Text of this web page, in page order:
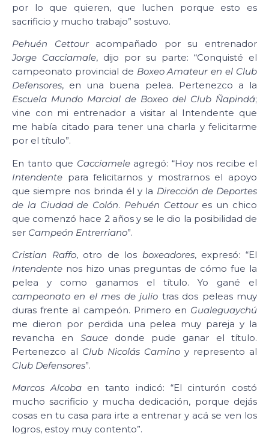
por lo que quieren, que luchen porque esto es
sacrificio y mucho trabajo” sostuvo.
Pehuén Cettouracompañado por su entrenador
Jorge Cacciamale, dijo por su parte: “Conquisté el
campeonato provincial de Boxeo Amateur en el Club
Defensores, en una buena pelea. Pertenezco a la
Escuela Mundo Marcial de Boxeo del Club Ñapindá;
vine con mi entrenador a visitar al Intendente que
me había citado para tener una charla y felicitarme
por el título”.
En tanto que Cacciameleagregó: “Hoy nos recibe el
Intendente para felicitarnos y mostrarnos el apoyo
que siempre nos brinda él y la Dirección de Deportes
de la Ciudad de Colón. Pehuén Cettour es un chico
que comenzó hace 2 años y se le dio la posibilidad de
ser Campeón Entrerriano”.
Cristian Raffo, otro de los boxeadores, expresó: “El
Intendente nos hizo unas preguntas de cómo fue la
pelea y como ganamos el título. Yo gané el
campeonato en el mes de julio tras dos peleas muy
duras frente al campeón. Primero en Gualeguaychú
me dieron por perdida una pelea muy pareja y la
revancha en Saucedonde pude ganar el título.
Pertenezco al Club Nicolás Camino y represento al
Club Defensores”.
Marcos Alcobaen tanto indicó: “El cinturón costó
mucho sacrificio y mucha dedicación, porque dejás
cosas en tu casa para irte a entrenar y acá se ven los
logros, estoy muy contento”.